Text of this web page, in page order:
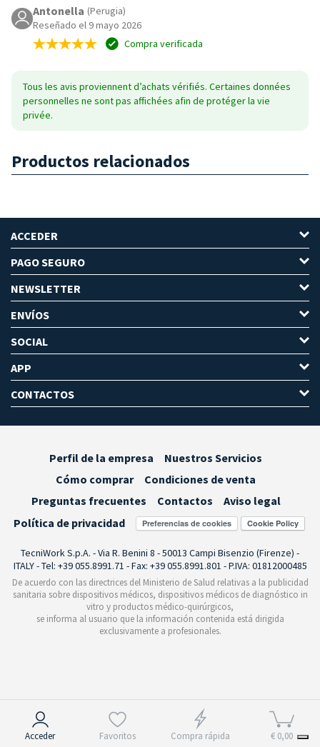
Acceder Favoritos Compra rápida € 0,00
Antonella (Perugia)
Reseñado el 9 mayo 2026
Compra verificada
Tous les avis proviennent d’achats vérifiés. Certaines données
personnelles ne sont pas affichées afin de protéger la vie
privée.
Productos relacionados
ACCEDER
PAGO SEGURO
NEWSLETTER
ENVÍOS
SOCIAL
APP
CONTACTOS
Perfil de la empresa
Nuestros Servicios
Cómo comprar
Condiciones de venta
Preguntas frecuentes
Contactos
Aviso legal
Política de privacidad
Preferencias de cookies
TecniWork S.p.A. - Via R. Benini 8 - 50013 Campi Bisenzio (Firenze) -
ITALY - Tel: +39 055.8991.71 - Fax: +39 055.8991.801 - P.IVA: 01812000485
De acuerdo con las directrices del Ministerio de Salud relativas a la publicidad
sanitaria sobre dispositivos médicos, dispositivos médicos de diagnóstico in
vitro y productos médico-quirúrgicos,
se informa al usuario que la información contenida está dirigida
exclusivamente a profesionales.
Aviso en el momento de la recogida